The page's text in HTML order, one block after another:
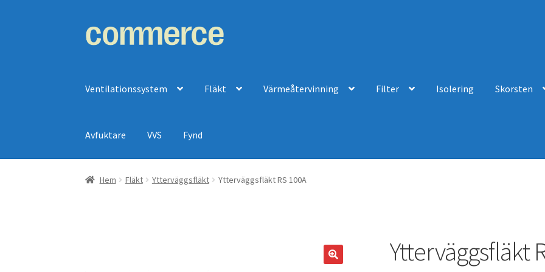
Hoppa
till
Hoppa
till
Ventilationssystem Fläkt Värmeåtervinning Filter Isolering Skorsten
Avfuktare VVS Fynd
Hem Fläkt Ytterväggsfläkt Ytterväggsfläkt RS 100A
Ytterväggsfläkt